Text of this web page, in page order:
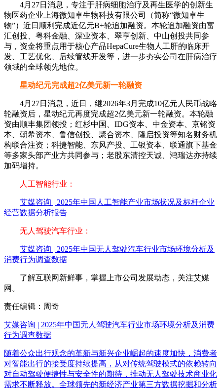
4月27日消息，专注于肝病细胞治疗及再生医学的创新生
物医药企业上海微知卓生物科技有限公司（简称“微知卓生
物”）近日顺利完成近亿元B+轮追加融资。本轮追加融资由富
汇创投、粤科金融、深业资本、翠亨创新、中山创投共同参
与，资金将重点用于核心产品HepaCure生物人工肝的临床开
发、工艺优化、后续管线开发等，进一步夯实公司在肝病治疗
领域的全球领先地位。
星动纪元完成超2亿美元新一轮融资
4月27日消息，近日，继2026年3月完成10亿元人民币战略
轮融资后，星动纪元再度完成超2亿美元新一轮融资。本轮融
资由顺丰集团领投；红杉中国、IDG资本、中金资本、京铭资
本、朝希资本、鲁信创投、聚合资本、隆启投资等知名财务机
构联合注资；科捷智能、东风产投、工银资本、联通旗下基金
等多家头部产业方共同参与；老股东清控天诚、鸿瑞达亦持续
加码增持。
人工智能行业：
艾媒咨询 | 2025年中国人工智能产业市场状况及标杆企业
经营数据分析报告
无人驾驶汽车行业：
艾媒咨询 | 2025年中国无人驾驶汽车行业市场环境分析及
消费行为调查数据
了解互联网新鲜事，掌握上市公司发展动态，关注艾媒
网。
责任编辑：周奇
艾媒咨询 | 2025年中国无人驾驶汽车行业市场环境分析及消费
行为调查数据
随着公众出行观念的革新与新兴企业崛起的速度加快，消费者
对智能出行的接受度持续提高，从对传统驾驶模式的依赖转向
对自动驾驶便捷性与安全性的期待，推动无人驾驶技术商业化
需求不断释放。全球领先的新经济产业第三方数据挖掘和分析